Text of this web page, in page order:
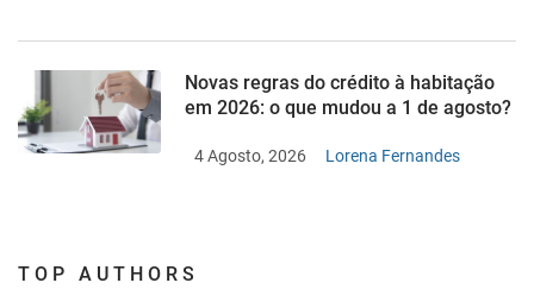
Novas regras do crédito à habitação
em 2026: o que mudou a 1 de agosto?
4 Agosto, 2026 Lorena Fernandes
TOP AUTHORS